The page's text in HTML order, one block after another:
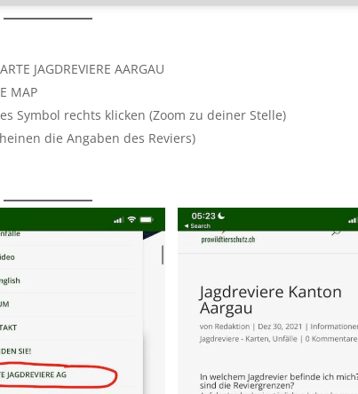
JAGDREVIERE AARGAU
MAP
Symbol rechts klicken (Zoom zu deiner Stelle)
die Angaben des Reviers)